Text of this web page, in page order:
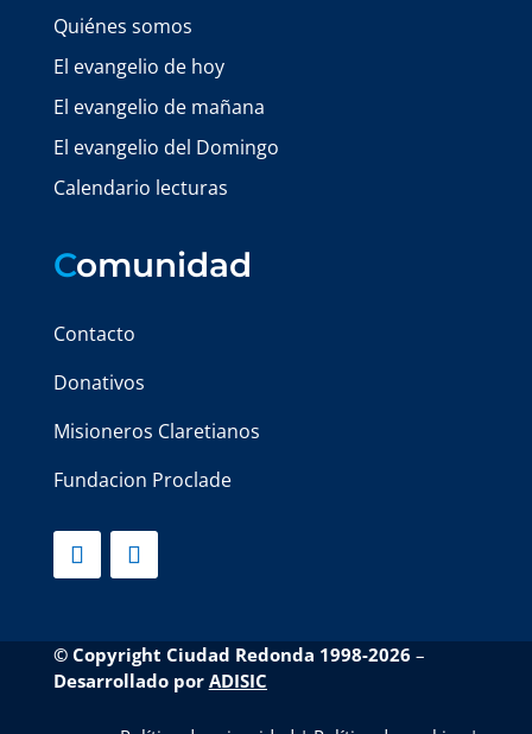
Quiénes somos
El evangelio de hoy
El evangelio de mañana
El evangelio del Domingo
Calendario lecturas
Comunidad
Contacto
Donativos
Misioneros Claretianos
Fundacion Proclade
© Copyright Ciudad Redonda 1998-2026 –
Desarrollado por ADISIC